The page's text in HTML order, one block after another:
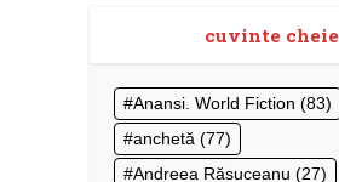
cuvinte cheie
Anansi. World Fiction (83)
anchetă (77)
Andreea Răsuceanu (27)